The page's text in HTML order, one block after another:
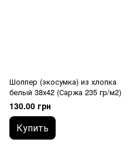
Шоппер (экосумка) из хлопка
белый 38х42 (Саржа 235 гр/м2)
130.00 грн
Купить